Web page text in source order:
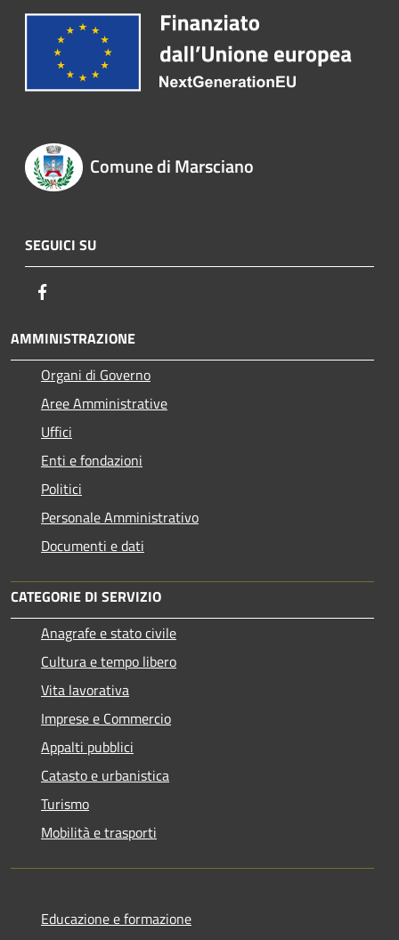
Comune di Marsciano
SEGUICI SU
AMMINISTRAZIONE
Organi di Governo
Aree Amministrative
Uffici
Enti e fondazioni
Politici
Personale Amministrativo
Documenti e dati
CATEGORIE DI SERVIZIO
Anagrafe e stato civile
Cultura e tempo libero
Vita lavorativa
Imprese e Commercio
Appalti pubblici
Catasto e urbanistica
Turismo
Mobilità e trasporti
Educazione e formazione